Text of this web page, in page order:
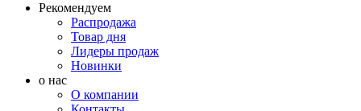
Рекомендуем
Распродажа
Товар дня
Лидеры продаж
Новинки
о нас
О компании